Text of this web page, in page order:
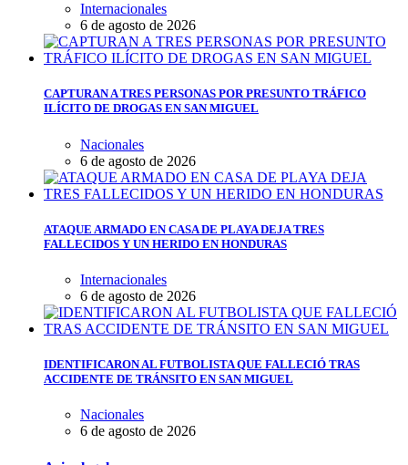
Internacionales
6 de agosto de 2026
CAPTURAN A TRES PERSONAS POR PRESUNTO TRÁFICO
ILÍCITO DE DROGAS EN SAN MIGUEL
Nacionales
6 de agosto de 2026
ATAQUE ARMADO EN CASA DE PLAYA DEJA TRES
FALLECIDOS Y UN HERIDO EN HONDURAS
Internacionales
6 de agosto de 2026
IDENTIFICARON AL FUTBOLISTA QUE FALLECIÓ TRAS
ACCIDENTE DE TRÁNSITO EN SAN MIGUEL
Nacionales
6 de agosto de 2026